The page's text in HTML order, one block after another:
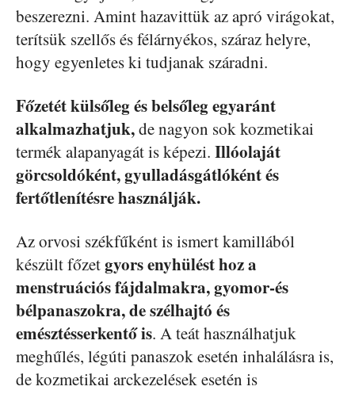
beszerezni. Amint hazavittük az apró virágokat,
terítsük szellős és félárnyékos, száraz helyre,
hogy egyenletes ki tudjanak száradni.
Főzetét külsőleg és belsőleg egyaránt
alkalmazhatjuk,de nagyon sok kozmetikai
termék alapanyagát is képezi. Illóolaját
görcsoldóként, gyulladásgátlóként és
fertőtlenítésre használják.
Az orvosi székfűként is ismert kamillából
készült főzetgyors enyhülést hoz a
menstruációs fájdalmakra, gyomor-és
bélpanaszokra, de szélhajtó és
emésztésserkentő is. A teát használhatjuk
meghűlés, légúti panaszok esetén inhalálásra is,
de kozmetikai arckezelések esetén is